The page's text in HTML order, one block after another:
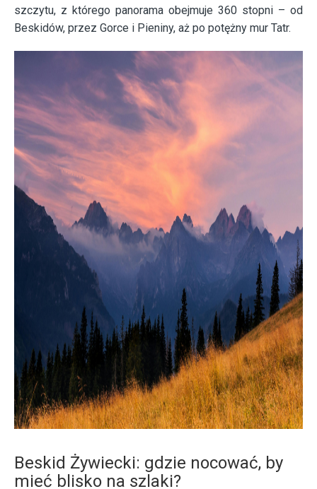
szczytu, z którego panorama obejmuje 360 stopni – od
Beskidów, przez Gorce i Pieniny, aż po potężny mur Tatr.
Beskid Żywiecki: gdzie nocować, by
mieć blisko na szlaki?